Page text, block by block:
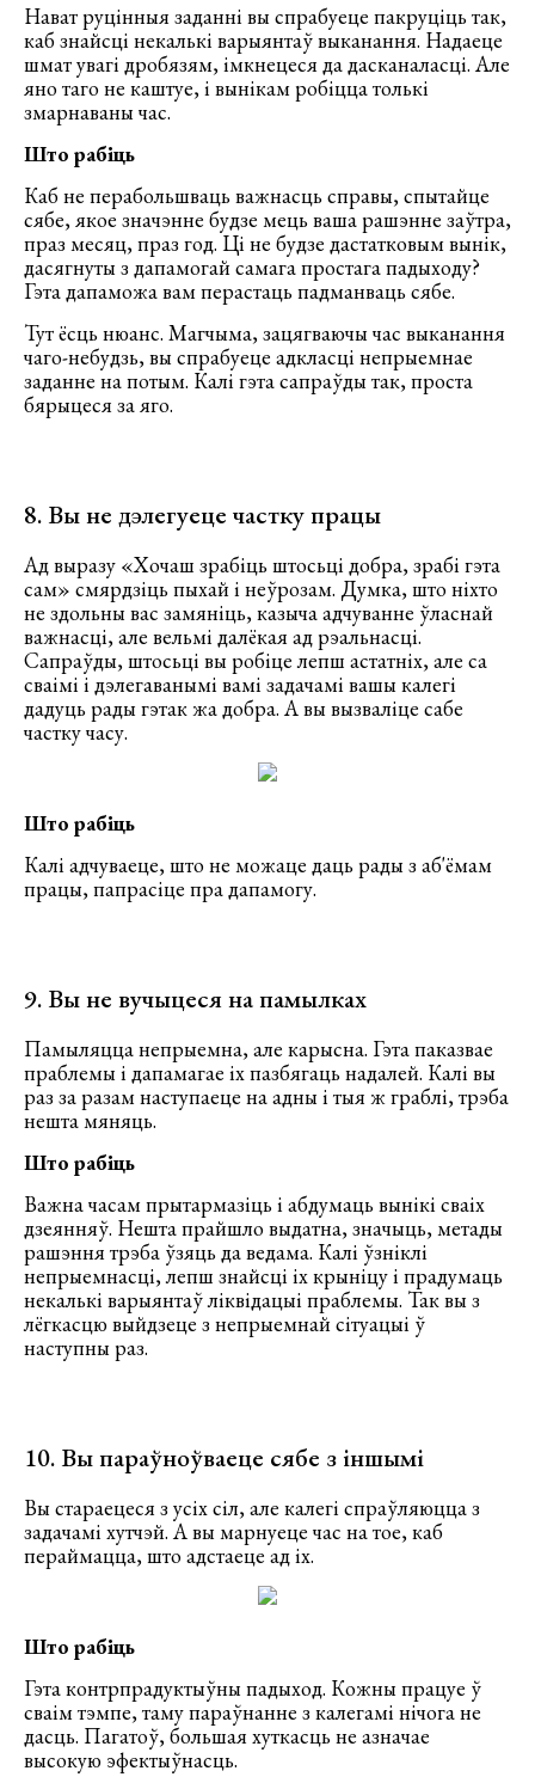
Нават руцінныя заданні вы спрабуеце пакруціць так,
каб знайсці некалькі варыянтаў выканання. Надаеце
шмат увагі дробязям, імкнецеся да дасканаласці. Але
яно таго не каштуе, і вынікам робіцца толькі
змарнаваны час.
Што рабіць
Каб не перабольшваць важнасць справы, спытайце
сябе, якое значэнне будзе мець ваша рашэнне заўтра,
праз месяц, праз год. Ці не будзе дастатковым вынік,
дасягнуты з дапамогай самага простага падыходу?
Гэта дапаможа вам перастаць падманваць сябе.
Тут ёсць нюанс. Магчыма, зацягваючы час выканання
чаго-небудзь, вы спрабуеце адкласці непрыемнае
заданне на потым. Калі гэта сапраўды так, проста
бярыцеся за яго.
8. Вы не дэлегуеце частку працы
Ад выразу «Хочаш зрабіць штосьці добра, зрабі гэта
сам» смярдзіць пыхай і неўрозам. Думка, што ніхто
не здольны вас замяніць, казыча адчуванне ўласнай
важнасці, але вельмі далёкая ад рэальнасці.
Сапраўды, штосьці вы робіце лепш астатніх, але са
сваімі і дэлегаванымі вамі задачамі вашы калегі
дадуць рады гэтак жа добра. А вы вызваліце ​​сабе
частку часу.
Што рабіць
Калі адчуваеце, што не можаце даць рады з аб'ёмам
працы, папрасіце пра дапамогу.
9. Вы не вучыцеся на памылках
Памыляцца непрыемна, але карысна. Гэта паказвае
праблемы і дапамагае іх пазбягаць надалей. Калі вы
раз за разам наступаеце на адны і тыя ж граблі, трэба
нешта мяняць.
Што рабіць
Важна часам прытармазіць і абдумаць вынікі сваіх
дзеянняў. Нешта прайшло выдатна, значыць, метады
рашэння трэба ўзяць да ведама. Калі ўзніклі
непрыемнасці, лепш знайсці іх крыніцу і прадумаць
некалькі варыянтаў ліквідацыі праблемы. Так вы з
лёгкасцю выйдзеце з непрыемнай сітуацыі ў
наступны раз.
10. Вы параўноўваеце сябе з іншымі
Вы стараецеся з усіх сіл, але калегі спраўляюцца з
задачамі хутчэй. А вы марнуеце час на тое, каб
пераймацца, што адстаеце ад іх.
Што рабіць
Гэта контрпрадуктыўны падыход. Кожны працуе ў
сваім тэмпе, таму параўнанне з калегамі нічога не
дасць. Пагатоў, большая хуткасць не азначае
высокую эфектыўнасць.